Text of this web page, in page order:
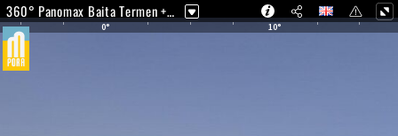
0° 10°
360° Panomax Baita Termen + Pora Beach (1.630 mt)